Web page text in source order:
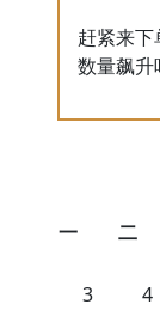
赶紧来下
数量飙升
一 二
3
4